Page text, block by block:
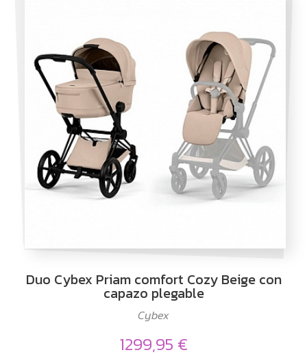
Duo Cybex Priam comfort Cozy Beige con
capazo plegable
Cybex
1299,95 €